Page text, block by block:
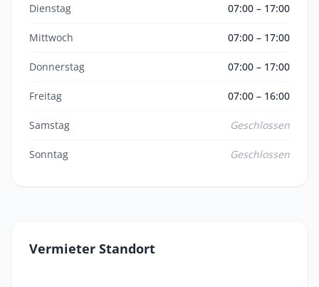
Dienstag 07:00 – 17:00
Mittwoch 07:00 – 17:00
Donnerstag 07:00 – 17:00
Freitag 07:00 – 16:00
Samstag Geschlossen
Sonntag Geschlossen
Vermieter Standort